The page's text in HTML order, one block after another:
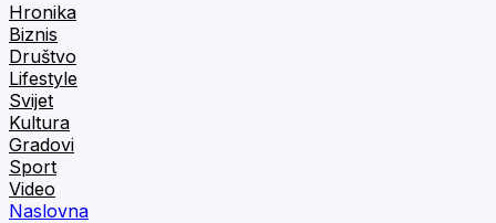
Hronika
Biznis
Društvo
Lifestyle
Svijet
Kultura
Gradovi
Sport
Video
Naslovna